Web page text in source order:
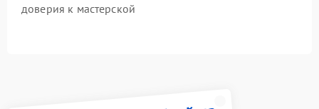
доверия к мастерской